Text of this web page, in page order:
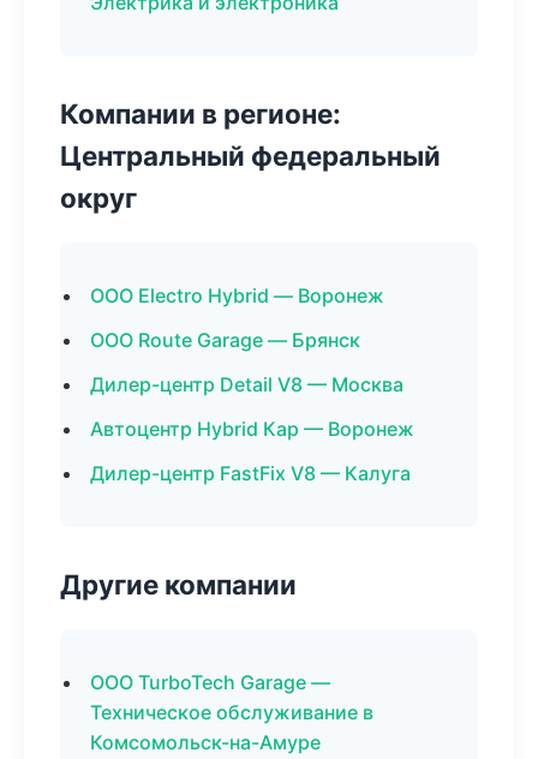
Компании в регионе:
Центральный федеральный
округ
ООО Electro Hybrid — Воронеж
ООО Route Garage — Брянск
Дилер-центр Detail V8 — Москва
Автоцентр Hybrid Кар — Воронеж
Дилер-центр FastFix V8 — Калуга
Другие компании
ООО TurboTech Garage —
Техническое обслуживание в
Комсомольск-на-Амуре